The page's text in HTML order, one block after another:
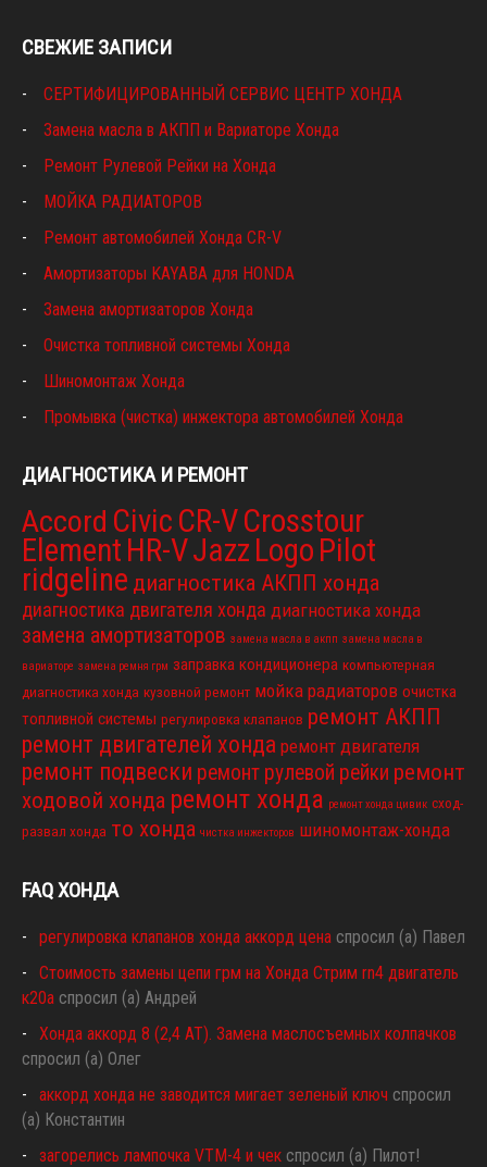
СВЕЖИЕ ЗАПИСИ
СЕРТИФИЦИРОВАННЫЙ СЕРВИС ЦЕНТР ХОНДА
Замена масла в АКПП и Вариаторе Хонда
Ремонт Рулевой Рейки на Хонда
МОЙКА РАДИАТОРОВ
Ремонт автомобилей Хонда CR-V
Амортизаторы KAYABA для HONDA
Замена амортизаторов Хонда
Очистка топливной системы Хонда
Шиномонтаж Хонда
Промывка (чистка) инжектора автомобилей Хонда
ДИАГНОСТИКА И РЕМОНТ
Accord Civic CR-VCrosstour
Element HR-VJazz Logo Pilot
ridgeline диагностика АКПП хонда
диагностика двигателя хонда диагностика хонда
замена амортизаторов замена масла в акпп замена масла в
вариаторе замена ремня грм заправка кондиционера компьютерная
диагностика хонда кузовной ремонт мойка радиаторов очистка
топливной системы регулировка клапанов ремонт АКПП
ремонт двигателей хонда ремонт двигателя
ремонт подвески ремонт рулевой рейки ремонт
ходовой хонда ремонт хонда ремонт хонда цивик сход-
развал хонда то хонда чистка инжекторов шиномонтаж-хонда
FAQ ХОНДА
регулировка клапанов хонда аккорд цена спросил (а) Павел
Стоимость замены цепи грм на Хонда Стрим rn4 двигатель
к20а спросил (а) Андрей
Хонда аккорд 8 (2,4 АТ). Замена маслосъемных колпачков
спросил (а) Олег
аккорд хонда не заводится мигает зеленый ключ спросил
(а) Константин
загорелись лампочка VTM-4 и чек спросил (а) Пилот!